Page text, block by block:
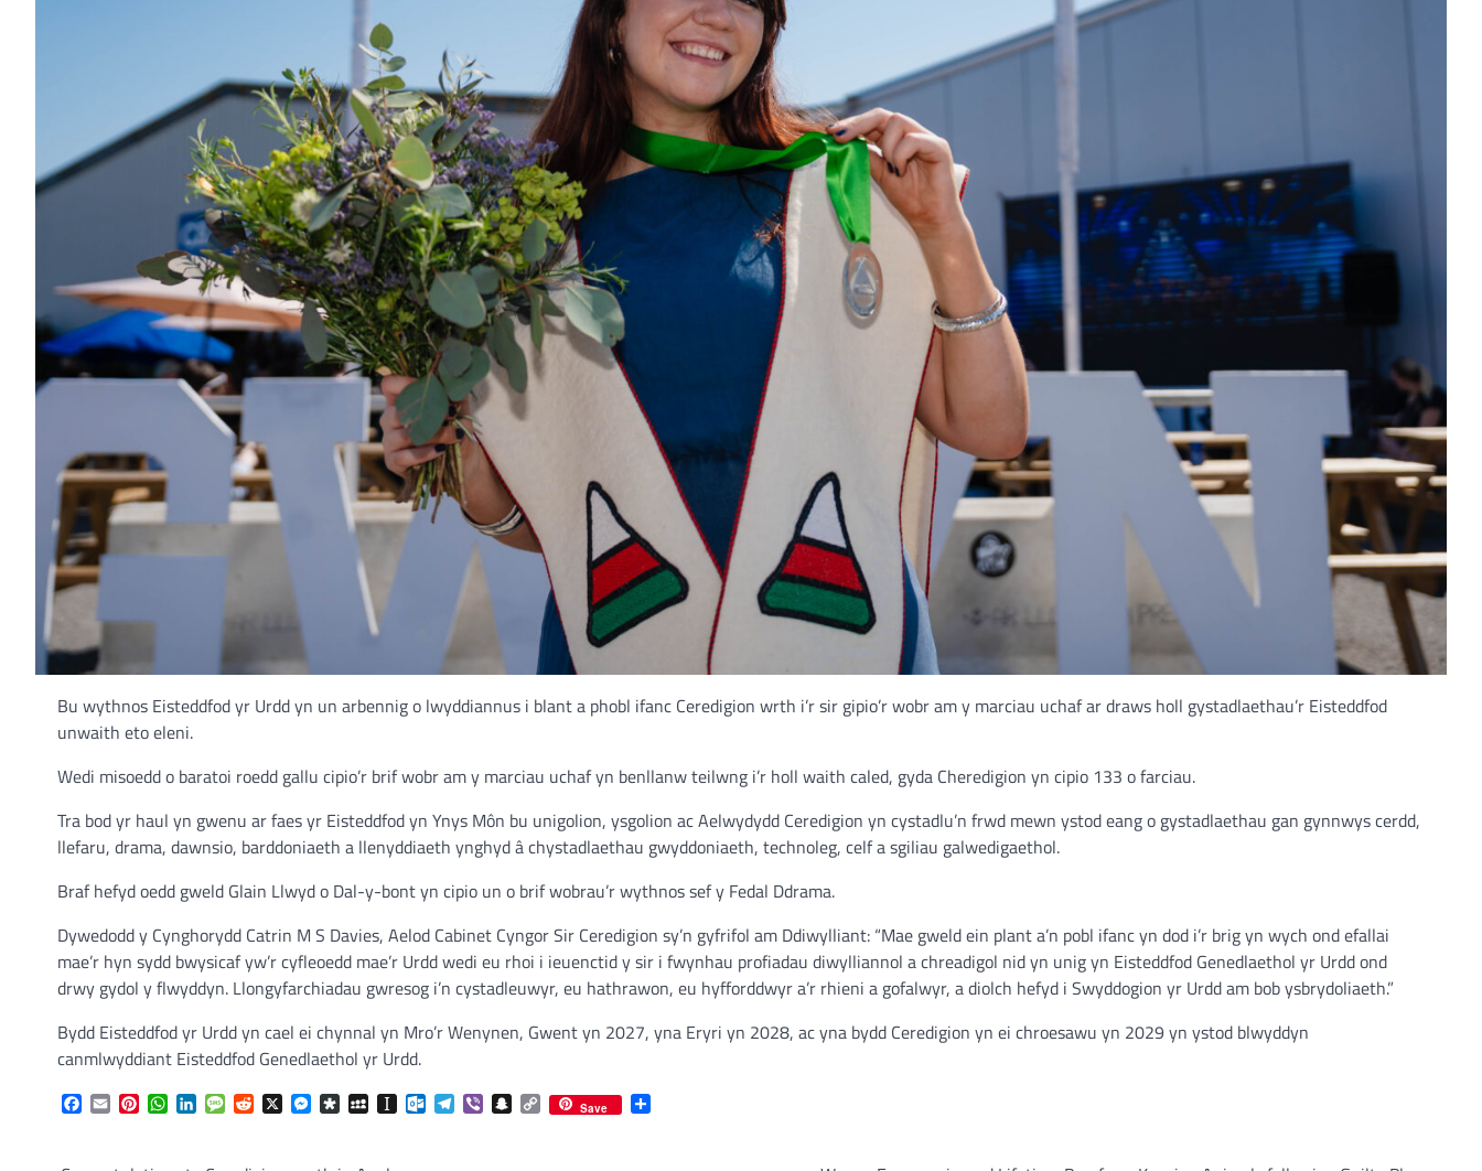
Bu wythnos Eisteddfod yr Urdd yn un arbennig o lwyddiannus i blant a phobl ifanc Ceredigion wrth i’r sir gipio’r wobr am y marciau uchaf ar draws holl gystadlaethau’r Eisteddfod
unwaith eto eleni.
Wedi misoedd o baratoi roedd gallu cipio’r brif wobr am y marciau uchaf yn benllanw teilwng i’r holl waith caled, gyda Cheredigion yn cipio 133 o farciau.
Tra bod yr haul yn gwenu ar faes yr Eisteddfod yn Ynys Môn bu unigolion, ysgolion ac Aelwydydd Ceredigion yn cystadlu’n frwd mewn ystod eang o gystadlaethau gan gynnwys cerdd,
llefaru, drama, dawnsio, barddoniaeth a llenyddiaeth ynghyd â chystadlaethau gwyddoniaeth, technoleg, celf a sgiliau galwedigaethol.
Braf hefyd oedd gweld Glain Llwyd o Dal-y-bont yn cipio un o brif wobrau’r wythnos sef y Fedal Ddrama.
Dywedodd y Cynghorydd Catrin M S Davies, Aelod Cabinet Cyngor Sir Ceredigion sy’n gyfrifol am Ddiwylliant: “Mae gweld ein plant a’n pobl ifanc yn dod i’r brig yn wych ond efallai
mae’r hyn sydd bwysicaf yw’r cyfleoedd mae’r Urdd wedi eu rhoi i ieuenctid y sir i fwynhau profiadau diwylliannol a chreadigol nid yn unig yn Eisteddfod Genedlaethol yr Urdd ond
drwy gydol y flwyddyn. Llongyfarchiadau gwresog i’n cystadleuwyr, eu hathrawon, eu hyfforddwyr a’r rhieni a gofalwyr, a diolch hefyd i Swyddogion yr Urdd am bob ysbrydoliaeth.”
Bydd Eisteddfod yr Urdd yn cael ei chynnal yn Mro’r Wenynen, Gwent yn 2027, yna Eryri yn 2028, ac yna bydd Ceredigion yn ei chroesawu yn 2029 yn ystod blwyddyn
canmlwyddiant Eisteddfod Genedlaethol yr Urdd.
Facebook
EmailPinterestWhatsApp
LinkedInMessageReddit
X Messenger
DiasporaMySpaceInstapaper
Outlook.com
Telegram
ViberSnapchat
Copy
Link
Save